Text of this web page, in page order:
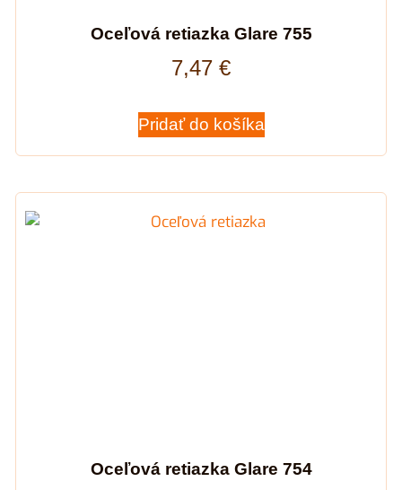
Oceľová retiazka Glare 755
7,47 €
Pridať do košíka
Oceľová retiazka Glare 754